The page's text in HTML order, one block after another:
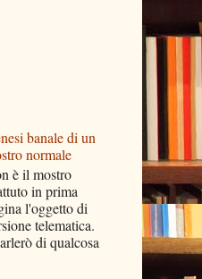
banale di un
normale
è il mostro
in prima
l'oggetto di
telematica.
di qualcosa